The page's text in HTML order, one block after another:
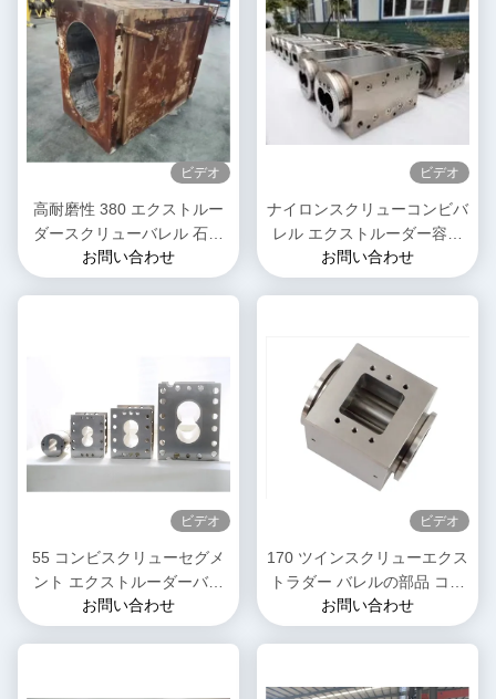
ビデオ
高耐磨性 380 エクストルー
ダースクリューバレル 石油
化学用コンビバレル
お問い合わせ
ビデオ
ナイロンスクリューコンビバ
レル エクストルーダー容量
0.02mm プラスチックエクス
トルーションマシン用
お問い合わせ
ビデオ
55 コンビスクリューセグメ
ント エクストルーダーバレ
ル 高耐磨性 安定性 食品産業
用
お問い合わせ
ビデオ
170 ツインスクリューエクス
トラダー バレルの部品 コン
ビ ニッケルベース合金高強
度
お問い合わせ